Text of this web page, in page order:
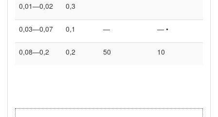
0,01—0,02 0,3
0,03—0,07 0,1 — — •
0,08—0,2 0,2 50 10